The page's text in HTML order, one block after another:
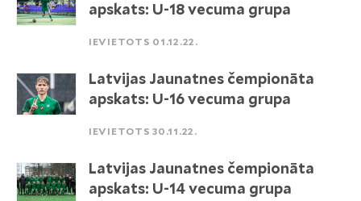
apskats: U-18 vecuma grupa
IEVIETOTS 01.12.22.
Latvijas Jaunatnes čempionāta
apskats: U-16 vecuma grupa
IEVIETOTS 30.11.22.
Latvijas Jaunatnes čempionāta
apskats: U-14 vecuma grupa